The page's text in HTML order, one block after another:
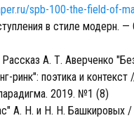
spb-100-the-field-of-
в стиле модерн. —
А. Т. Аверченко
ринк": поэтика и контекст
2019. №1 (8)
А. Н. и Н. Н. Башкировых /